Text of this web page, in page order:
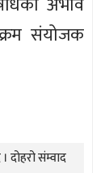
संयोजक
दोहरो संम्वाद